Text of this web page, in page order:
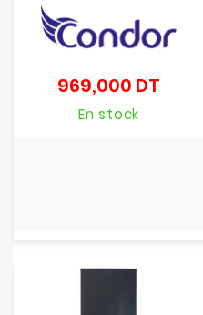
969,000 DT
En stock